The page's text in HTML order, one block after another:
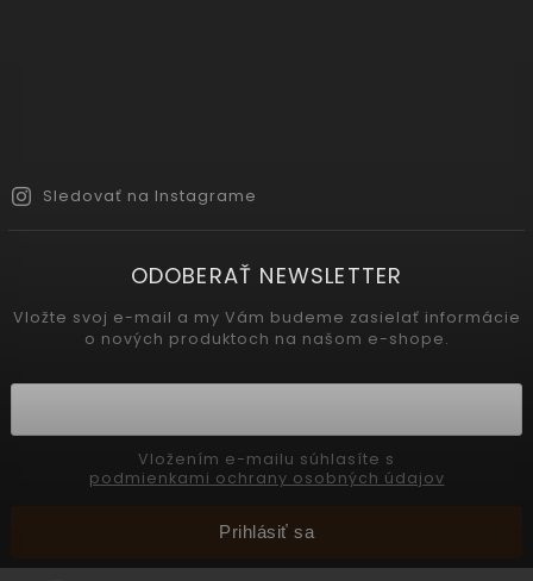
Sledovať na Instagrame
ODOBERAŤ NEWSLETTER
Vložte svoj e-mail a my Vám budeme zasielať informácie
o nových produktoch na našom e-shope.
podmienkami ochrany osobných údajov
Prihlásiť sa